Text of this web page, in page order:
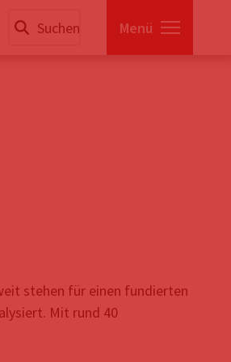
Menü
stehen für einen fundierten
Mit rund 40